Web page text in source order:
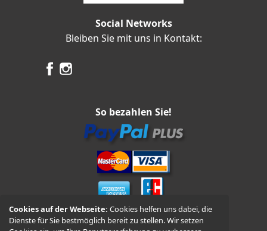
Cookies auf der Webseite:Cookies helfen uns dabei, die
Dienste für Sie bestmöglich bereit zu stellen. Wir setzen
Social Networks
Bleiben Sie mit uns in Kontakt:
So bezahlen Sie!
Vorkasse und Nachnahme